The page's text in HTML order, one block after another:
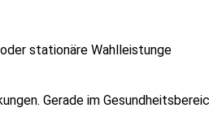
stationäre Wahlleistunge
Gerade im